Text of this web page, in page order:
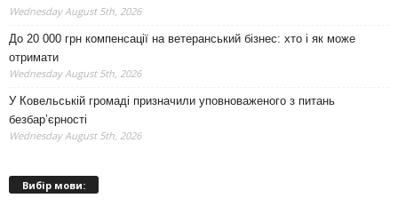
Wednesday August 5th, 2026
До 20 000 грн компенсації на ветеранський бізнес: хто і як може
отримати
Wednesday August 5th, 2026
У Ковельській громаді призначили уповноваженого з питань
безбар’єрності
Wednesday August 5th, 2026
Вибір мови: